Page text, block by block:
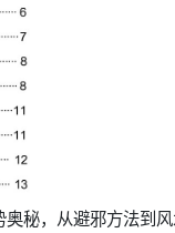
秘，从避邪方法到风